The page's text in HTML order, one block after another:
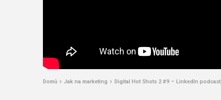
Domů Jak na marketing Digital Hot Shots 2 #9 – LinkedIn